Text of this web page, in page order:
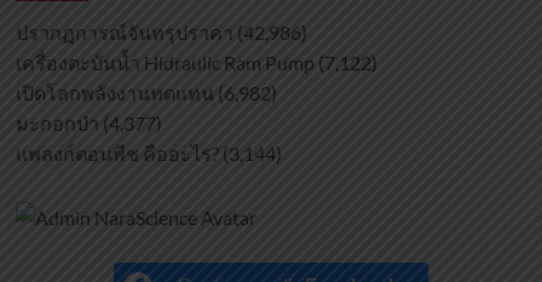
ปรากฏการณ์จันทรุปราคา (42,986)
เครื่องตะบันน้ำ Hidraulic Ram Pump (7,122)
เปิดโลกพลังงานทดแทน (6,982)
มะกอกป่า (4,377)
แพลงก์ตอนพืช คืออะไร? (3,144)